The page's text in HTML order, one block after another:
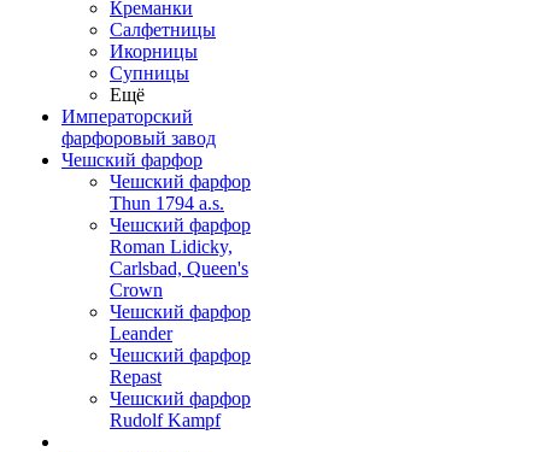
Креманки
Салфетницы
Икорницы
Супницы
Ещё
Императорский
фарфоровый завод
Чешский фарфор
Чешский фарфор
Thun 1794 a.s.
Чешский фарфор
Roman Lidicky,
Carlsbad, Queen's
Crown
Чешский фарфор
Leander
Чешский фарфор
Repast
Чешский фарфор
Rudolf Kampf